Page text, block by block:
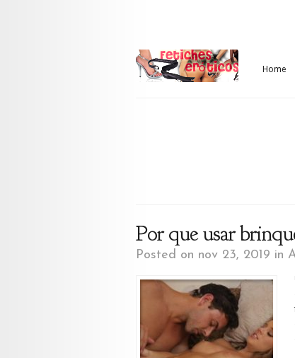
Home
Por que usar
Posted on nov 23, 2019 in